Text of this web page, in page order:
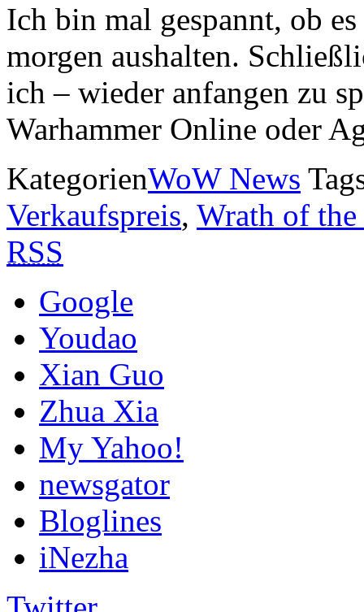
Ich bin mal gespannt, ob
morgen aushalten.
ich – wieder anfangen zu
Warhammer Online oder
KategorienWoW News
Verkaufspreis, Wrath of
RSS
Google
Youdao
Xian Guo
Zhua Xia
My Yahoo!
newsgator
Bloglines
iNezha